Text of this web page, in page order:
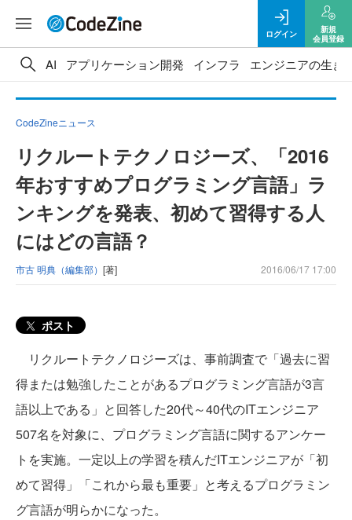
ログイン
新規
会員登録
AI アプリケーション開発 インフラ エンジニアの生き
CodeZineニュース
リクルートテクノロジーズ、「2016
年おすすめプログラミング言語」ラ
ンキングを発表、初めて習得する人
にはどの言語？
市古 明典（編集部） [著] 2016/06/17 17:00
ポスト
リクルートテクノロジーズは、事前調査で「過去に習
得または勉強したことがあるプログラミング言語が3言
語以上である」と回答した20代～40代のITエンジニア
507名を対象に、プログラミング言語に関するアンケー
トを実施。一定以上の学習を積んだITエンジニアが「初
めて習得」「これから最も重要」と考えるプログラミン
グ言語が明らかになった。